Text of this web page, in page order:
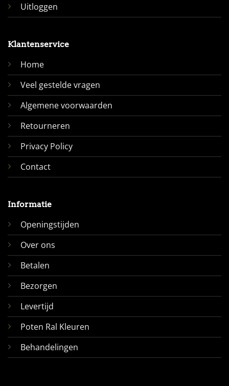
Uitloggen
Klantenservice
Home
Veel gestelde vragen
Algemene voorwaarden
Retourneren
Privacy Policy
Contact
Informatie
Openingstijden
Over ons
Betalen
Bezorgen
Levertijd
Poten Ral Kleuren
Behandelingen